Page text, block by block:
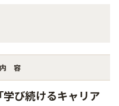
内 容
び続けるキャリア